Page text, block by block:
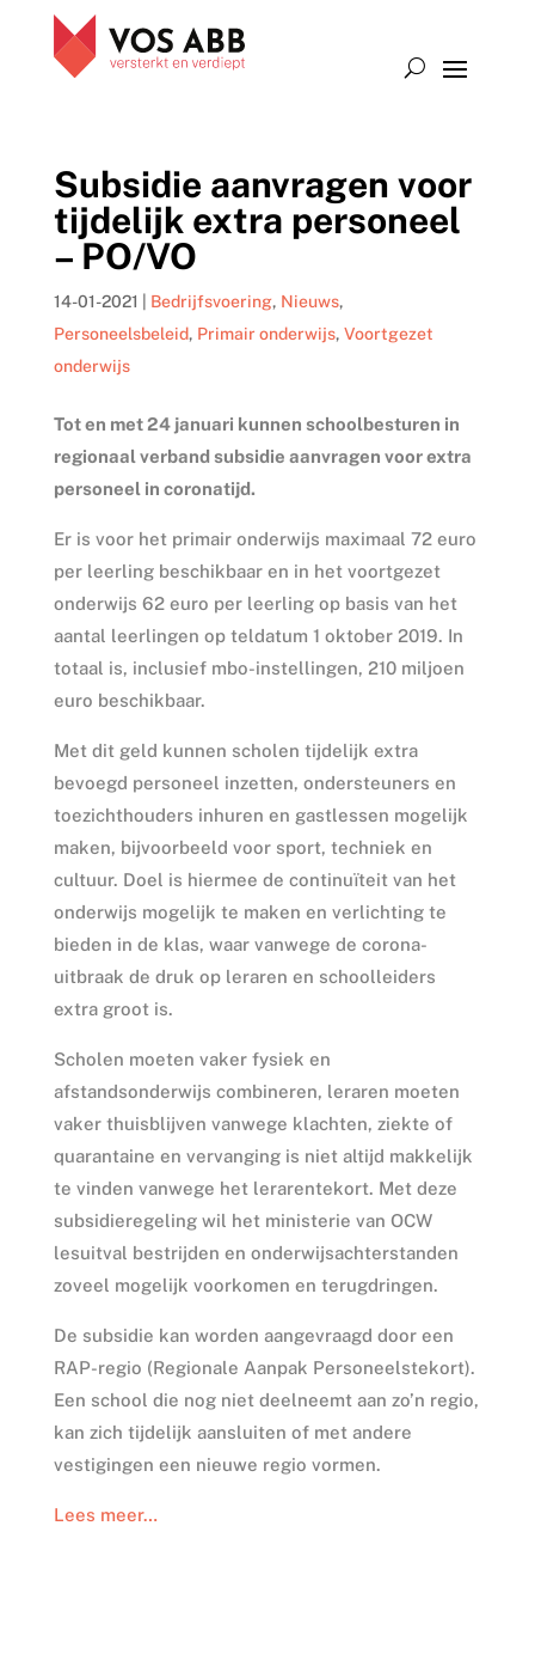
Subsidie aanvragen voor
tijdelijk extra personeel
– PO/VO
14-01-2021 Bedrijfsvoering, Nieuws,
Personeelsbeleid, Primair onderwijs, Voortgezet
onderwijs
Tot en met 24 januari kunnen schoolbesturen in
regionaal verband subsidie aanvragen voor extra
personeel in coronatijd.
Er is voor het primair onderwijs maximaal 72 euro
per leerling beschikbaar en in het voortgezet
onderwijs 62 euro per leerling op basis van het
aantal leerlingen op teldatum 1 oktober 2019. In
totaal is, inclusief mbo-instellingen, 210 miljoen
euro beschikbaar.
Met dit geld kunnen scholen tijdelijk extra
bevoegd personeel inzetten, ondersteuners en
toezichthouders inhuren en gastlessen mogelijk
maken, bijvoorbeeld voor sport, techniek en
cultuur. Doel is hiermee de continuïteit van het
onderwijs mogelijk te maken en verlichting te
bieden in de klas, waar vanwege de corona-
uitbraak de druk op leraren en schoolleiders
extra groot is.
Scholen moeten vaker fysiek en
afstandsonderwijs combineren, leraren moeten
vaker thuisblijven vanwege klachten, ziekte of
quarantaine en vervanging is niet altijd makkelijk
te vinden vanwege het lerarentekort. Met deze
subsidieregeling wil het ministerie van OCW
lesuitval bestrijden en onderwijsachterstanden
zoveel mogelijk voorkomen en terugdringen.
De subsidie kan worden aangevraagd door een
RAP-regio (Regionale Aanpak Personeelstekort).
Een school die nog niet deelneemt aan zo’n regio,
kan zich tijdelijk aansluiten of met andere
vestigingen een nieuwe regio vormen.
Lees meer…